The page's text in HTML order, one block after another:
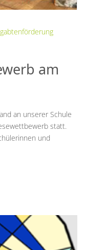
am
an unserer Schule
statt.
und